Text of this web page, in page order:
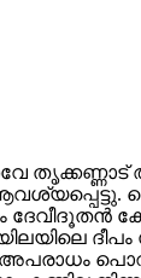
ദീപം